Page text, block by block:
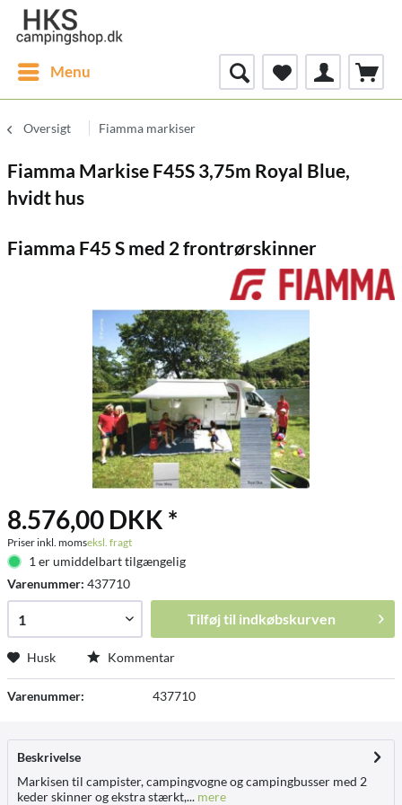
Menu
Oversigt Fiamma markiser
Fiamma Markise F45S 3,75m Royal Blue,
hvidt hus
Fiamma F45 S med 2 frontrørskinner
8.576,00 DKK *
Priser inkl. momseksl. fragt
1 er umiddelbart tilgængelig
Varenummer: 437710
Tilføj til indkøbskurven
Husk Kommentar
Varenummer: 437710
Beskrivelse
Markisen til campister, campingvogne og campingbusser med 2
keder skinner og ekstra stærkt,... mere